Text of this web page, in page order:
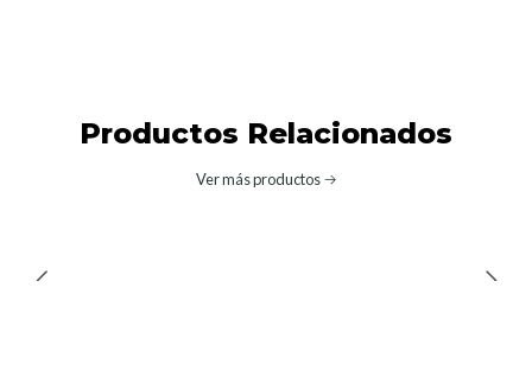
Productos Relacionados
Ver más productos